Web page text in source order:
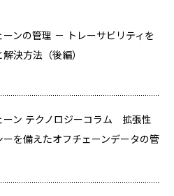
ーンの管理 － トレーサビリティを
決方法（後編）
ーン テクノロジーコラム 拡張性
ーを備えたオフチェーンデータの管